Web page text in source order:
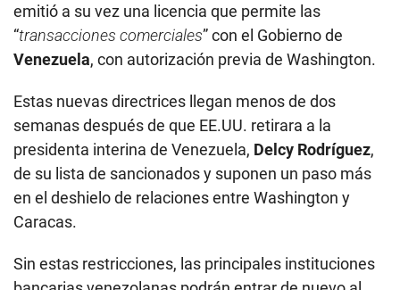
emitió a su vez una licencia que permite las
“transacciones comerciales” con el Gobierno de
Venezuela, con autorización previa de Washington.
Estas nuevas directrices llegan menos de dos
semanas después de que EE.UU. retirara a la
presidenta interina de Venezuela, Delcy Rodríguez,
de su lista de sancionados y suponen un paso más
en el deshielo de relaciones entre Washington y
Caracas.
Sin estas restricciones, las principales instituciones